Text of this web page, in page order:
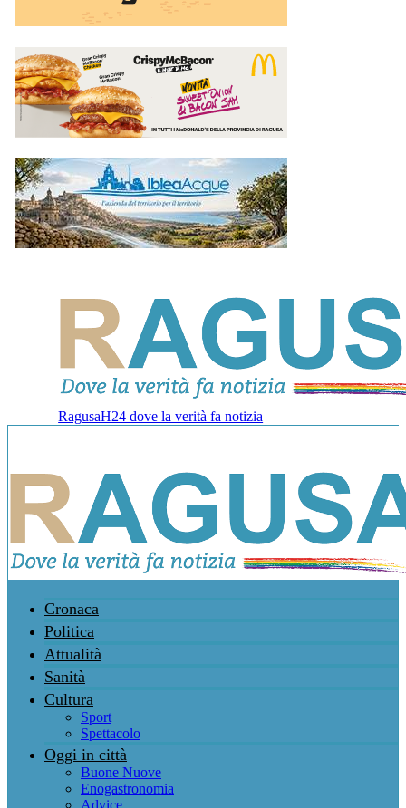
RagusaH24 dove la verità fa notizia
Cronaca
Politica
Attualità
Sanità
Cultura
Sport
Spettacolo
Oggi in città
Buone Nuove
Enogastronomia
Advice